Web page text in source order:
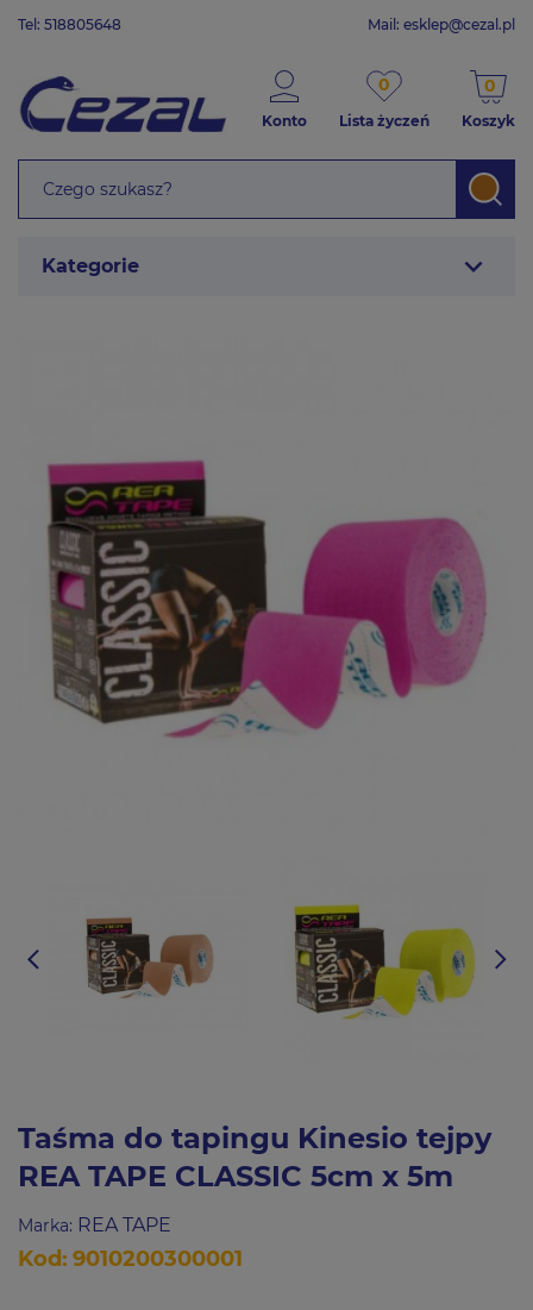
Tel: 518805648 Mail: esklep@cezal.pl
Konto
0
Lista życzeń
0
Koszyk
Kategorie expand_more
Taśma do tapingu Kinesio tejpy
REA TAPE CLASSIC 5cm x 5m
Marka: REA TAPE
Kod: 9010200300001